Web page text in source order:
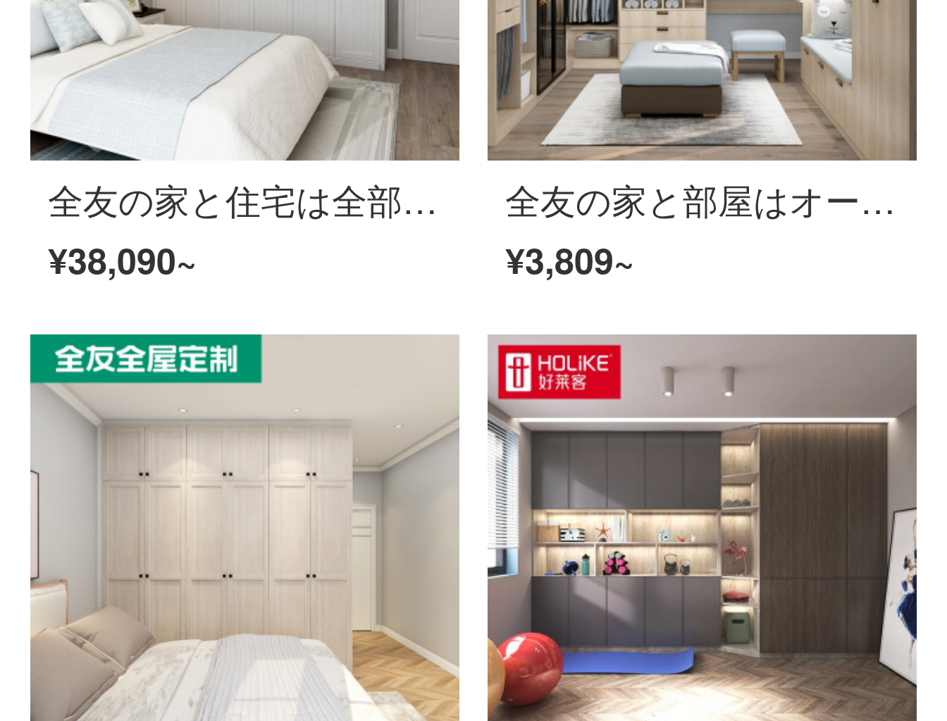
全友の家と住宅は全部屋をカスタマイズしてアメリカーライトの箪笥全体をオーダーメードして入ってきます。
¥38,090~
全友の家と部屋はオーダーメードして入るガラス戸の扉を押して扉のクローゼットのクローゼットを押します。
¥3,809~